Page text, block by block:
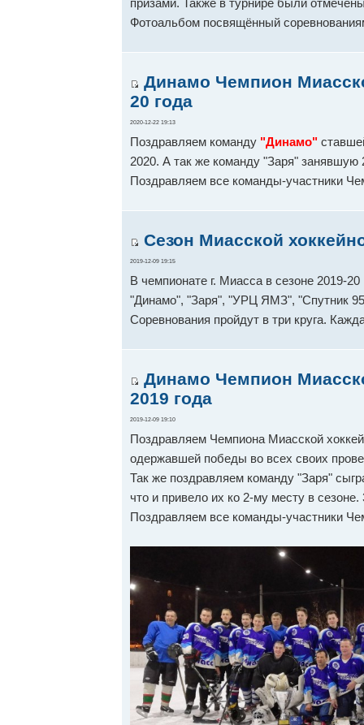
призами. Также в турнире были
Фотоальбом посвящённый
Динамо Чемпион
20 года
2020-12-22 19:13
Поздравляем команду "Динамо"
2020. А так же команду "Заря"
Поздравляем все команды-участники
Сезон Миасской
2019-12-09 19:15
В чемпионате г. Миасса в сезоне 2019-20
"Динамо", "Заря", "УРЦ ЯМЗ", "Спутник
Соревнования пройдут в три круга.
Динамо Чемпион
2019 года
2019-12-09 19:10
Поздравляем Чемпиона Миасской
одержавшей победы во всех своих
Так же поздравляем команду "Заря"
что и привело их ко 2-му месту в
Поздравляем все команды-участники